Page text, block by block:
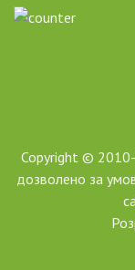
Copyright © 2010-
дозволено за